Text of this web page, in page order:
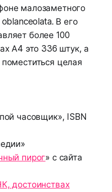
малозаметного
В его
более 100
А4 это 336 штук, а
целая
часовщик», ISBN
пирог» с сайта
достоинствах